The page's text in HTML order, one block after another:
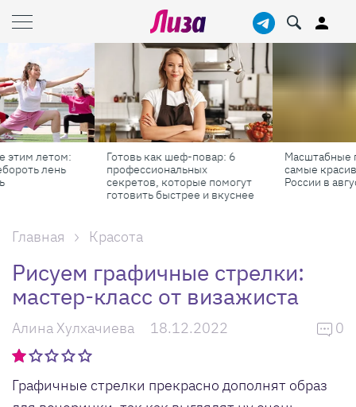
Готовь как шеф-повар: 6
профессиональных
секретов, которые помогут
готовить быстрее и вкуснее
Масштабные приключения:
самые красивые фестивали
России в августе
Главная Красота
Рисуем графичные стрелки:
мастер-класс от визажиста
Алина Хулхачиева 18.12.2022 0
Графичные стрелки прекрасно дополнят образ